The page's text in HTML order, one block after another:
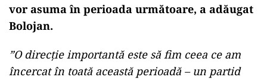
vor asuma în perioada următoare, a adăugat
Bolojan.
”O direcție importantă este să fim ceea ce am
încercat în toată această perioadă – un partid